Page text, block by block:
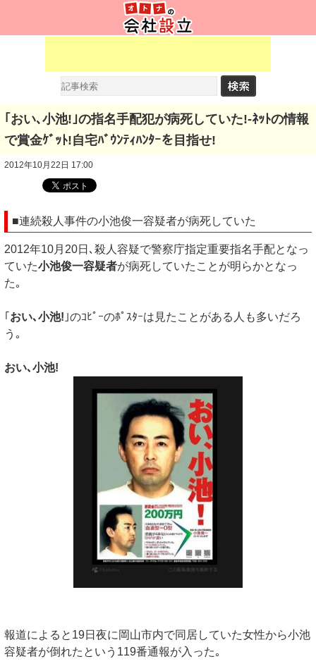
｢おい､小池!｣の指名手配犯が病死していた!-ﾈｯﾄの情報
で賞金ｹﾞｯﾄ!自宅ﾊﾞｳﾝﾃｨﾊﾝﾀｰを目指せ!
2012年10月22日 17:00
■連続殺人事件の小池俊一容疑者が病死していた
2012年10月20日､殺人容疑で警察庁指定重要指名手配となっ
ていた小池俊一容疑者が病死していたことが明らかとなっ
た｡
｢ おい､小池! ｣のｺﾋﾟｰのﾎﾟｽﾀｰは見たことがある人も多いだろ
う｡
おい､小池!
報道によると19日夜に岡山市内で同居していた女性から小池
容疑者が倒れたという119番通報が入った｡